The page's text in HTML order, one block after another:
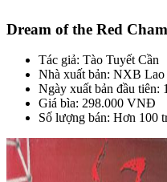
Dream of the Red
Tác giả: Tào Tuyết Cần
Nhà xuất bản: NXB
Ngày xuất bản đầu tiên:
Giá bìa: 298.000 VNĐ
Số lượng bán: Hơn 100